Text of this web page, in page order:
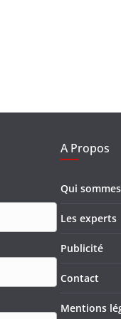
A Propos
Qui
Les experts
Publicité
Contact
Mentions